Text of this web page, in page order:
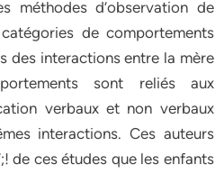
méthodes d’observation de
de comportements
des interactions entre la mère
sont reliés aux
verbaux et non verbaux
interactions. Ces auteurs
de ces études que les enfants